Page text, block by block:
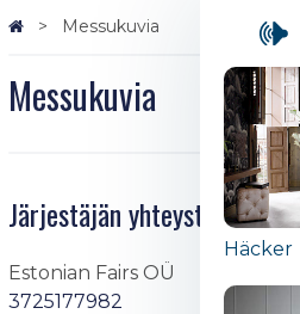
Messukuvia
Messukuvia
Järjestäjän yhteystiedot
Estonian Fairs OÜ
3725177982
Häcker